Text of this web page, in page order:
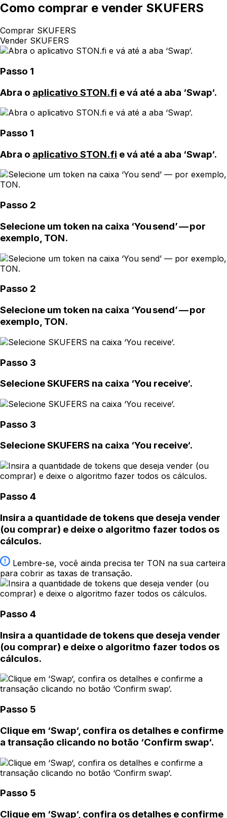
Como comprar e vender SKUFERS
Comprar SKUFERS
Vender SKUFERS
Passo 1
Abra o aplicativo STON.fi e vá até a aba ‘Swap‘.
Passo 1
Abra o aplicativo STON.fi e vá até a aba ‘Swap‘.
Passo 2
Selecione um token na caixa ‘You send’ — por
exemplo, TON.
Passo 2
Selecione um token na caixa ‘You send’ — por
exemplo, TON.
Passo 3
Selecione SKUFERS na caixa ‘You receive‘.
Passo 3
Selecione SKUFERS na caixa ‘You receive‘.
Passo 4
Insira a quantidade de tokens que deseja vender
(ou comprar) e deixe o algoritmo fazer todos os
cálculos.
Lembre-se, você ainda precisa ter TON na sua carteira
para cobrir as taxas de transação.
Passo 4
Insira a quantidade de tokens que deseja vender
(ou comprar) e deixe o algoritmo fazer todos os
cálculos.
Passo 5
Clique em ‘Swap‘, confira os detalhes e confirme
a transação clicando no botão ‘Confirm swap‘.
Passo 5
Clique em ‘Swap‘, confira os detalhes e confirme